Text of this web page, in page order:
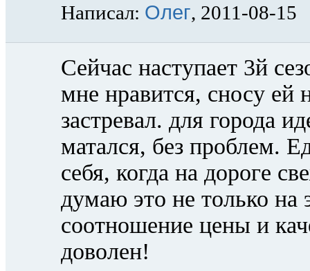
Написал: Олег, 2011-08-15
Сейчас наступает 3й
мне нравится, сносу ей
застревал. для города
матался, без проблем.
себя, когда на дороге
думаю это не только на
соотношение цены и
доволен!